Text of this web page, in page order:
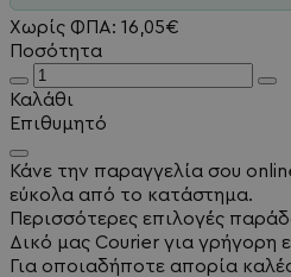
Χωρίς ΦΠΑ: 16,05€
Ποσότητα
Καλάθι
Επιθυμητό
Κάνε την παραγγελία σου
εύκολα από το κατάστημα.
Περισσότερες επιλογές
Δικό μας Courier για γρήγορη
Για οποιαδήποτε απορία